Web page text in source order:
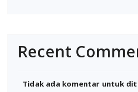
Recent
Tidak ada komentar untuk